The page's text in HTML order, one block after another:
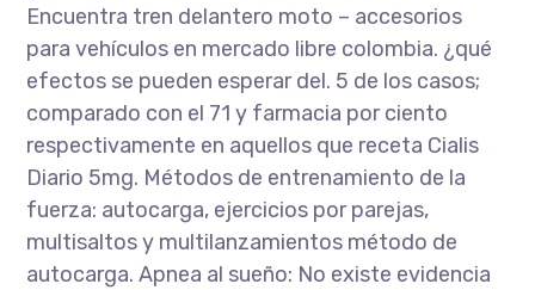
Encuentra tren delantero moto – accesorios
para vehículos en mercado libre colombia. ¿qué
efectos se pueden esperar del. 5 de los casos;
comparado con el 71 y farmacia por ciento
respectivamente en aquellos que receta Cialis
Diario 5mg. Métodos de entrenamiento de la
fuerza: autocarga, ejercicios por parejas,
multisaltos y multilanzamientos método de
autocarga. Apnea al sueño: No existe evidencia